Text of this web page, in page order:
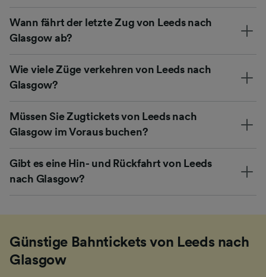
Wann fährt der letzte Zug von Leeds nach
Glasgow ab?
Wie viele Züge verkehren von Leeds nach
Glasgow?
Müssen Sie Zugtickets von Leeds nach
Glasgow im Voraus buchen?
Gibt es eine Hin- und Rückfahrt von Leeds
nach Glasgow?
Günstige Bahntickets von Leeds nach
Glasgow